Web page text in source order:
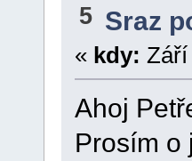
5 Sraz
« kdy: Září
Ahoj
Prosím o